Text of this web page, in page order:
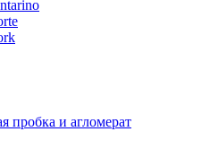
пробка и агломерат